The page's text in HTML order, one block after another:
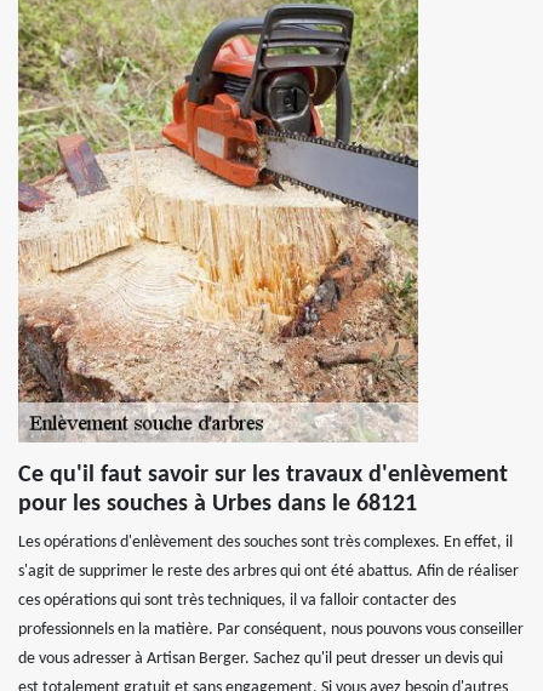
Ce qu'il faut savoir sur les travaux d'enlèvement
pour les souches à Urbes dans le 68121
Les opérations d'enlèvement des souches sont très complexes. En effet, il
s'agit de supprimer le reste des arbres qui ont été abattus. Afin de réaliser
ces opérations qui sont très techniques, il va falloir contacter des
professionnels en la matière. Par conséquent, nous pouvons vous conseiller
de vous adresser à Artisan Berger. Sachez qu'il peut dresser un devis qui